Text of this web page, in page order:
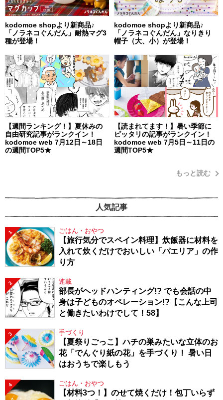
kodomoe shopより新商品♪
「ノラネコぐんだん」耐熱マグ3
種が登場！
kodomoe shopより新商品♪
「ノラネコぐんだん」なりきり
帽子（大、小）が登場！
【週間ランキング！】夏休みの
自由研究記事がランクイン！
kodomoe web 7月12日～18日
の週間TOP5★
【読まれてます！】暑い季節に
ピッタリの記事がランクイン！
kodomoe web 7月5日～11日の
週間TOP5★
もっと読む
人気記事
1 ごはん・おやつ
【旅行気分でスペイン料理】炊飯器に材料を
入れて炊くだけでおいしい「パエリア」の作
り方
2 連載
部長がヘッドハンティング!? でも会話の中
身は子どものオペレーション!?【こんな上司
と働きたいわけでして！58】
3 手づくり
【夏祭りごっこ】ハチの巣みたいな立体のお
花「でんぐり紙の花」を手づくり！ 暑い日
はおうちで楽しもう
4 ごはん・おやつ
【材料3つ！】のせて焼くだけ！包丁いらず